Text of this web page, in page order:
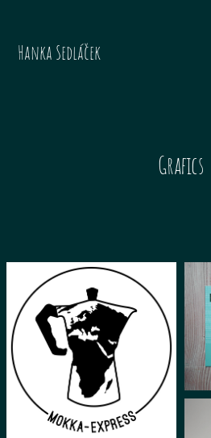
Hanka Sedláček
Grafics